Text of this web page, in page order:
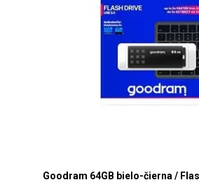
Goodram 64GB bielo-čierna /